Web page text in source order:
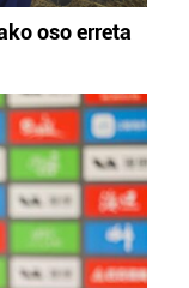
oso erreta